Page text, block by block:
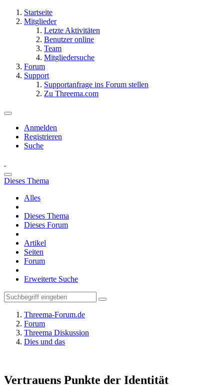
Startseite
Mitglieder
Letzte Aktivitäten
Benutzer online
Team
Mitgliedersuche
Forum
Support
Supportanfrage ins Forum stellen
Zu Threema.com
Anmelden
Registrieren
Suche
Dieses Thema
Alles
Dieses Thema
Dieses Forum
Artikel
Seiten
Forum
Erweiterte Suche
Threema-Forum.de
Forum
Threema Diskussion
Dies und das
Vertrauens Punkte der Identität